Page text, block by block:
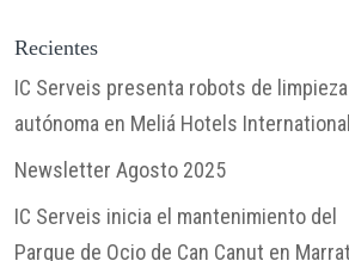
Recientes
IC Serveis presenta robots de limpieza
autónoma en Meliá Hotels International
Newsletter Agosto 2025
IC Serveis inicia el mantenimiento del
Parque de Ocio de Can Canut en